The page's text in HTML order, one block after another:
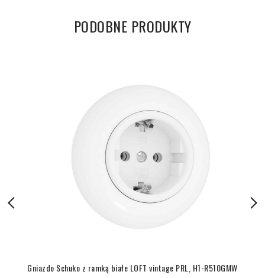
PODOBNE PRODUKTY
Gniazdo Schuko z ramką białe LOFT vintage PRL, H1-R510GMW